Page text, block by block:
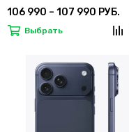
106 990 – 107 990 РУБ.
Выбрать